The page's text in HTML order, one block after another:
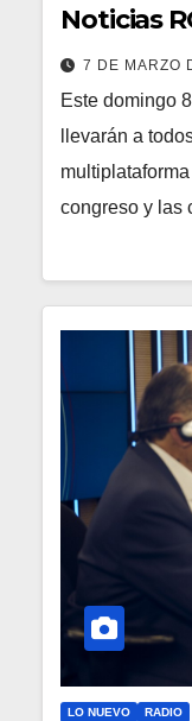
Noticias
7 DE MARZO
Este domingo
llevarán a
congreso y las
LO NUEVO RADIO